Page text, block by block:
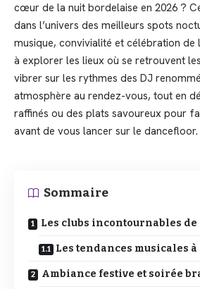
cœur de la nuit bordelaise en 2026 ?
dans l’univers des meilleurs spots
musique, convivialité et célébration de
à explorer les lieux où se retrouvent
vibrer sur les rythmes des DJ
atmosphère au rendez-vous, tout en
raffinés ou des plats savoureux pour
avant de vous lancer sur le dancefloor.
Sommaire
Les clubs incontournables de
Les tendances musicales
Ambiance festive et soirée